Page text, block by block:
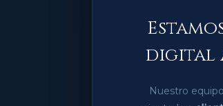
digital
Nuestro